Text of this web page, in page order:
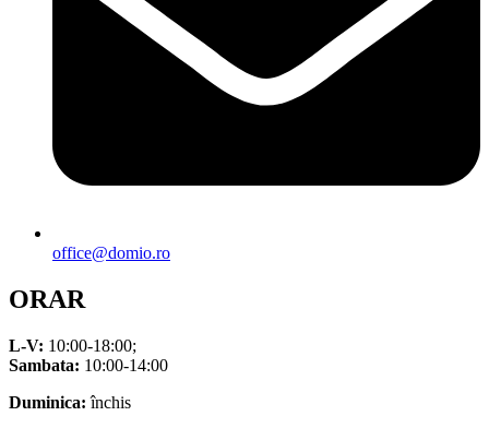
office@domio.ro
ORAR
L-V: 10:00-18:00;
Sambata: 10:00-14:00
Duminica: închis